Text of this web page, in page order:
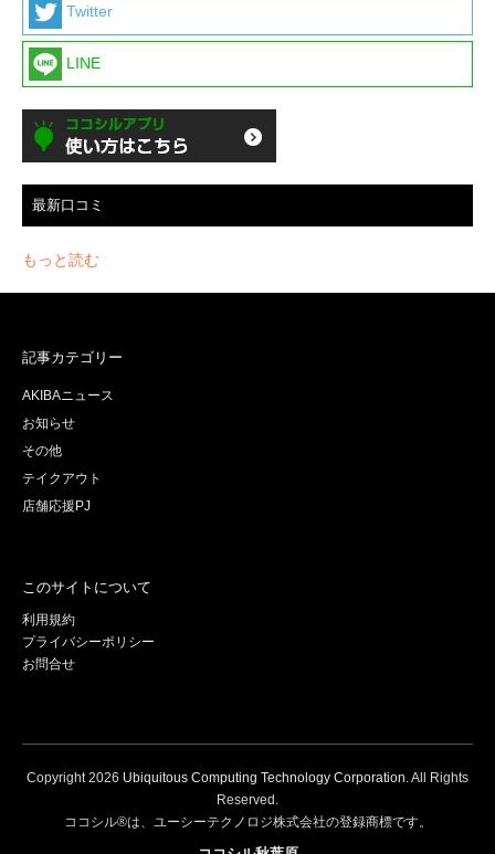
Twitter
LINE
最新口コミ
もっと読む
記事カテゴリー
AKIBAニュース
お知らせ
その他
テイクアウト
店舗応援PJ
このサイトについて
利用規約
プライバシーポリシー
お問合せ
Copyright2026 Ubiquitous Computing Technology Corporation. All Rights
Reserved.
ココシル®は、ユーシーテクノロジ株式会社の登録商標です。